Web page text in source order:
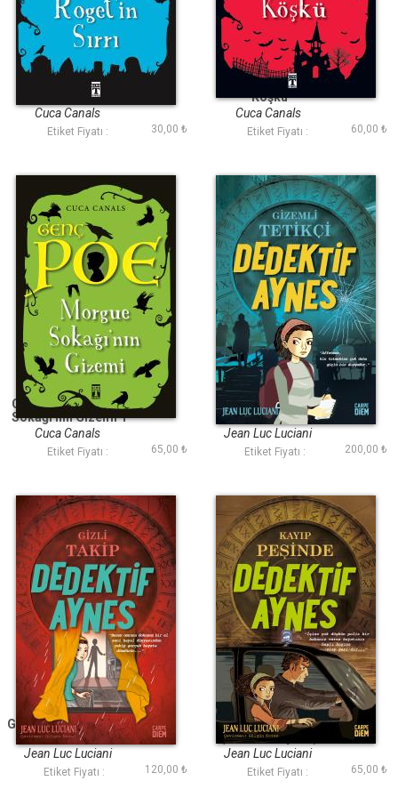
Genç Poe - Mary
Roget'in Sırrı 2
Cuca Canals
Etiket Fiyatı : 30,00 ₺
Genç Poe - Korku
Köşkü
Cuca Canals
Etiket Fiyatı : 60,00 ₺
Genç Poe - Morgue
Sokağı'nın Gizemi 1
Cuca Canals
Etiket Fiyatı : 65,00 ₺
Gizemli Tetikçi -
Dedektif Aynes
Jean Luc Luciani
Etiket Fiyatı : 200,00 ₺
Gizli Takip - Dedektif
Aynes
Jean Luc Luciani
Etiket Fiyatı : 120,00 ₺
Kayıp Peşinde
(Dedektif Aynes)
Jean Luc Luciani
Etiket Fiyatı : 65,00 ₺